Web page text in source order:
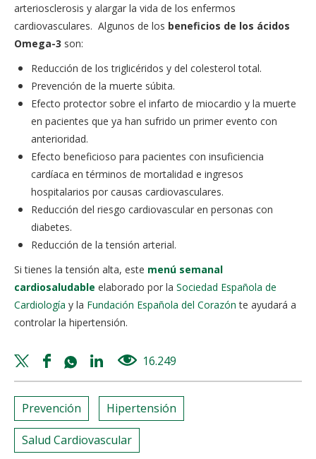
arteriosclerosis y alargar la vida de los enfermos
cardiovasculares. Algunos de los beneficios de los ácidos
Omega-3 son:
Reducción de los triglicéridos y del colesterol total.
Prevención de la muerte súbita.
Efecto protector sobre el infarto de miocardio y la muerte
en pacientes que ya han sufrido un primer evento con
anterioridad.
Efecto beneficioso para pacientes con insuficiencia
cardíaca en términos de mortalidad e ingresos
hospitalarios por causas cardiovasculares.
Reducción del riesgo cardiovascular en personas con
diabetes.
Reducción de la tensión arterial.
Si tienes la tensión alta, este menú semanal
cardiosaludable elaborado por la Sociedad Española de
Cardiología y la Fundación Española del Corazón te ayudará a
controlar la hipertensión.
Twitter
share
Facebook
share
Whatsapp
share
Linkedin
share
16.249
Prevención Hipertensión
Salud Cardiovascular